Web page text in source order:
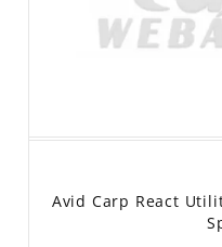
Avid Carp React